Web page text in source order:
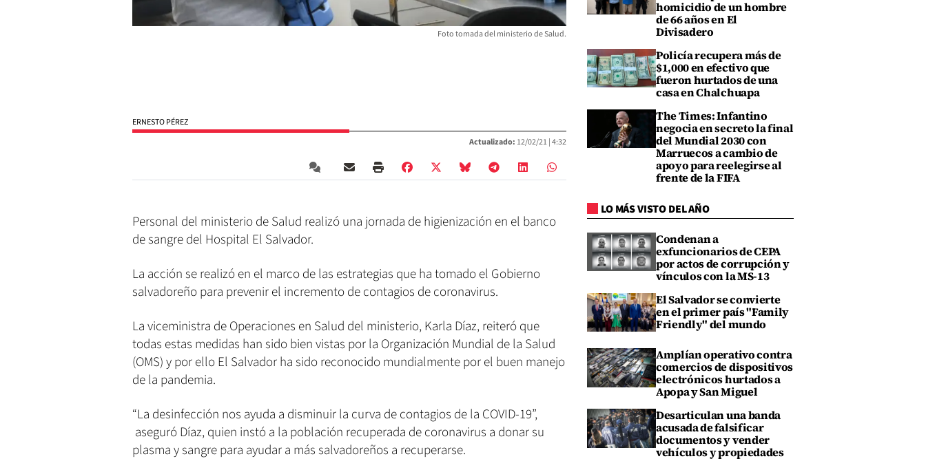
Foto tomada del ministerio de Salud.
ERNESTO PÉREZ
Actualizado: 12/02/21 |4:32
Personal del ministerio de Salud realizó una jornada de higienización en el banco
de sangre del Hospital El Salvador.
La acción se realizó en el marco de las estrategias que ha tomado el Gobierno
salvadoreño para prevenir el incremento de contagios de coronavirus.
La viceministra de Operaciones en Salud del ministerio, Karla Díaz, reiteró que
todas estas medidas han sido bien vistas por la Organización Mundial de la Salud
(OMS) y por ello El Salvador ha sido reconocido mundialmente por el buen manejo
de la pandemia.
“La desinfección nos ayuda a disminuir la curva de contagios de la COVID-19”,
aseguró Díaz, quien instó a la población recuperada de coronavirus a donar su
plasma y sangre para ayudar a más salvadoreños a recuperarse.
homicidio de un hombre
de 66 años en El
Divisadero
Policía recupera más de
$1,000 en efectivo que
fueron hurtados de una
casa en Chalchuapa
The Times: Infantino
negocia en secreto la final
del Mundial 2030 con
Marruecos a cambio de
apoyo para reelegirse al
frente de la FIFA
LO MÁS VISTO DEL AÑO
Condenan a
exfuncionarios de CEPA
por actos de corrupción y
vínculos con la MS-13
El Salvador se convierte
en el primer país "Family
Friendly" del mundo
Amplían operativo contra
comercios de dispositivos
electrónicos hurtados a
Apopa y San Miguel
Desarticulan una banda
acusada de falsificar
documentos y vender
vehículos y propiedades